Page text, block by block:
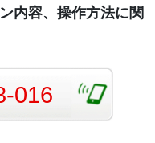
内容、操作方法に関
016